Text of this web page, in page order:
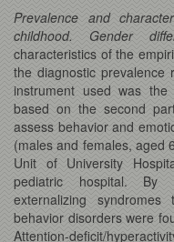
Prevalence and
childhood. Gender
characteristics of the
the diagnostic prevalence
instrument used was
based on the second
assess behavior and
(males and females, aged
Unit of University
pediatric hospital. By
externalizing
behavior disorders were
Attention-deficit/